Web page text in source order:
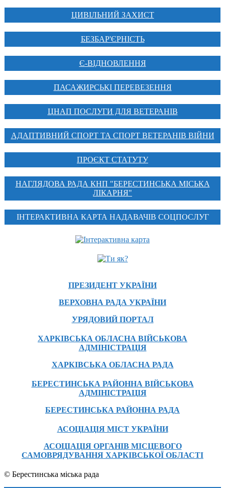
ЦИВІЛЬНИЙ ЗАХИСТ
БЕЗБАР'ЄРНІСТЬ
Є-ВІДНОВЛЕННЯ
ПАСАЖИРСЬКІ ПЕРЕВЕЗЕННЯ
ЦНАП ПОСЛУГИ ДЛЯ ВЕТЕРАНІВ
АДАПТИВНИЙ СПОРТ ТА СПОРТ ВЕТЕРАНІВ ВІЙНИ
ПРОЄКТ СТАТУТУ
НАГЛЯДОВА РАДА КНП "БЕРЕСТИНСЬКА МІСЬКА
ЛІКАРНЯ"
ІНТЕРАКТИВНА КАРТА НАДАВАЧІВ СОЦПОСЛУГ
ПРЕЗИДЕНТ УКРАЇНИ
ВЕРХОВНА РАДА УКРАЇНИ
УРЯДОВИЙ ПОРТАЛ
ХАРКІВСЬКА ОБЛАСНА ВІЙСЬКОВА
АДМІНІСТРАЦІЯ
ХАРКІВСЬКА ОБЛАСНА РАДА
БЕРЕСТИНСЬКА РАЙОННА ВІЙСЬКОВА
АДМІНІСТРАЦІЯ
БЕРЕСТИНСЬКА РАЙОННА РАДА
АСОЦІАЦІЯ МІСТ УКРАЇНИ
АСОЦІАЦІЯ ОРГАНІВ МІСЦЕВОГО
САМОВРЯДУВАННЯ ХАРКІВСЬКОЇ ОБЛАСТІ
© Берестинська міська рада